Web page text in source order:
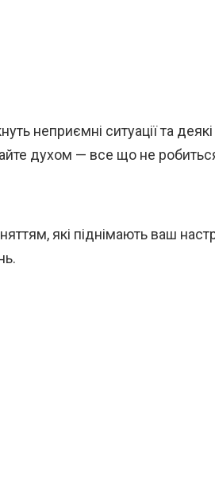
неприємні ситуації та
духом — все що не
які піднімають ваш